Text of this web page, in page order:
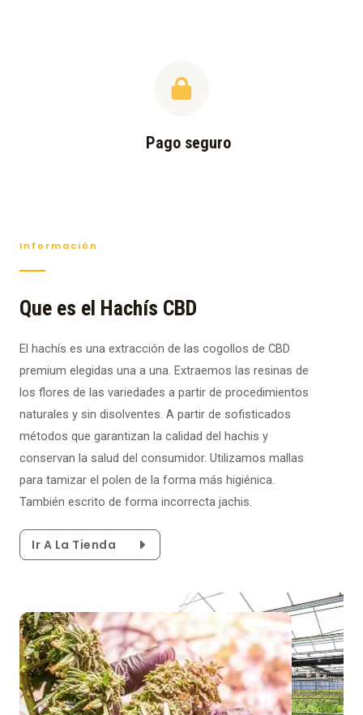
Pago seguro
Información
Que es el Hachís CBD
El hachís es una extracción de las cogollos de CBD
premium elegidas una a una. Extraemos las resinas de
los flores de las variedades a partir de procedimientos
naturales y sin disolventes. A partir de sofisticados
métodos que garantizan la calidad del hachis y
conservan la salud del consumidor. Utilizamos mallas
para tamizar el polen de la forma más higiénica.
También escrito de forma incorrecta jachis.
Ir A La Tienda